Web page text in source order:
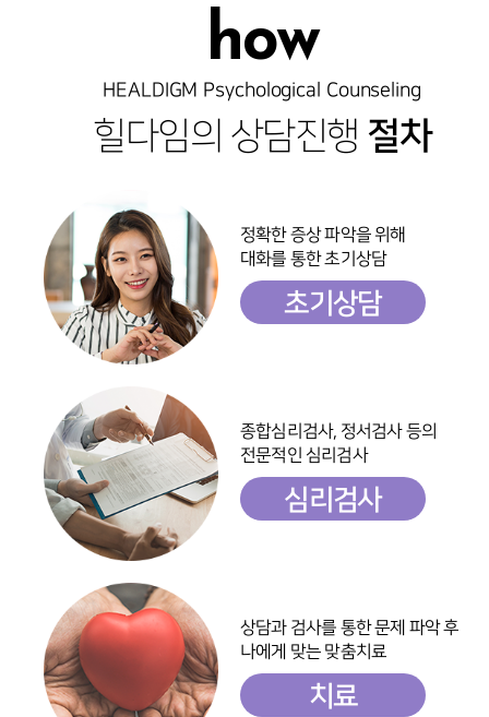
how
HEALDIGM Psychological Counseling
힐다임의 상담진행 절차
정확한 증상 파악을 위해
대화를 통한 초기상담
초기상담
종합심리검사, 정서검사 등의
전문적인 심리검사
심리검사
상담과 검사를 통한 문제 파악 후
나에게 맞는 맞춤치료
치료